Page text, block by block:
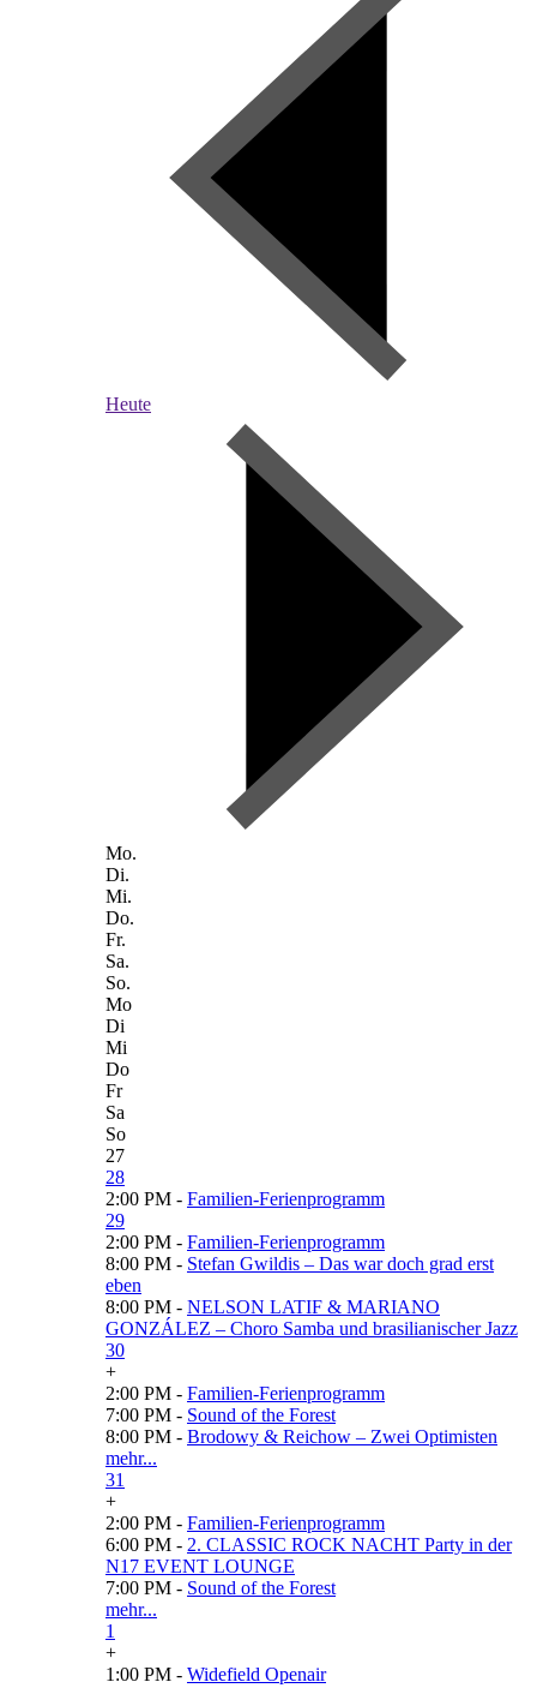
Heute
Mo.
Di.
Mi.
Do.
Fr.
Sa.
So.
Mo
Di
Mi
Do
Fr
Sa
So
27
28
2:00 PM - Familien-Ferienprogramm
29
2:00 PM - Familien-Ferienprogramm
8:00 PM - Stefan Gwildis – Das war doch grad erst
eben
8:00 PM - NELSON LATIF & MARIANO
GONZÁLEZ – Choro Samba und brasilianischer Jazz
30
+
2:00 PM - Familien-Ferienprogramm
7:00 PM - Sound of the Forest
8:00 PM - Brodowy & Reichow – Zwei Optimisten
mehr...
31
+
2:00 PM - Familien-Ferienprogramm
6:00 PM - 2. CLASSIC ROCK NACHT Party in der
N17 EVENT LOUNGE
7:00 PM - Sound of the Forest
mehr...
1
+
1:00 PM - Widefield Openair